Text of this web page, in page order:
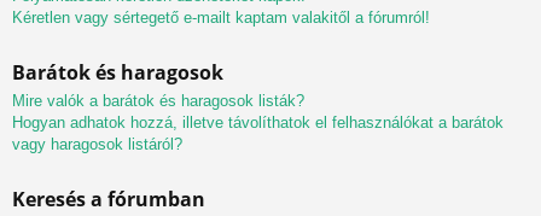
Kéretlen vagy sértegető e-mailt kaptam valakitől a fórumról!
Barátok és haragosok
Mire valók a barátok és haragosok listák?
Hogyan adhatok hozzá, illetve távolíthatok el felhasználókat a barátok
vagy haragosok listáról?
Keresés a fórumban